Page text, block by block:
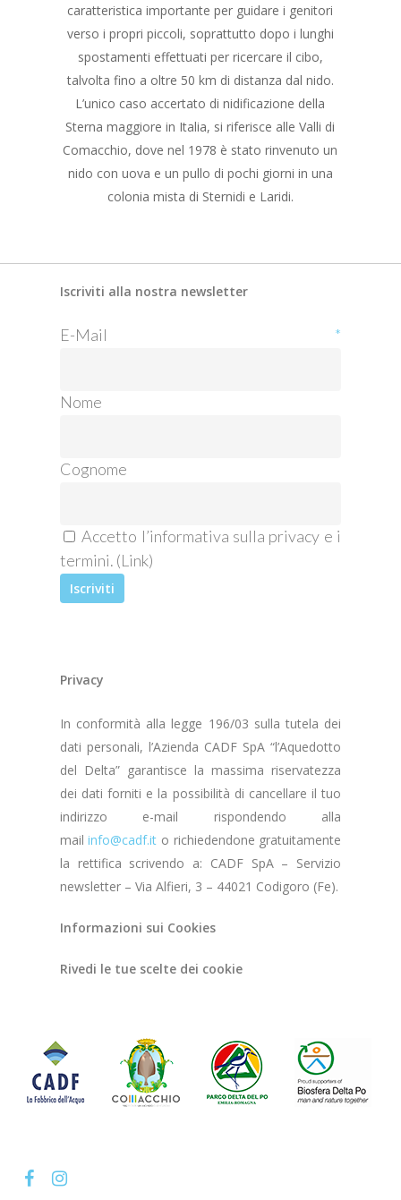
caratteristica importante per guidare i genitori
verso i propri piccoli, soprattutto dopo i lunghi
spostamenti effettuati per ricercare il cibo,
talvolta fino a oltre 50 km di distanza dal nido.
L’unico caso accertato di nidificazione della
Sterna maggiore in Italia, si riferisce alle Valli di
Comacchio, dove nel 1978 è stato rinvenuto un
nido con uova e un pullo di pochi giorni in una
colonia mista di Sternidi e Laridi.
Iscriviti alla nostra newsletter
E-Mail *
Nome
Cognome
Accetto l’informativa sulla privacy e i
termini. (Link)
Privacy
In conformità alla legge 196/03 sulla tutela dei
dati personali, l’Azienda CADF SpA “l’Aquedotto
del Delta” garantisce la massima riservatezza
dei dati forniti e la possibilità di cancellare il tuo
indirizzo e-mail rispondendo alla
mailinfo@cadf.it o richiedendone gratuitamente
la rettifica scrivendo a: CADF SpA – Servizio
newsletter – Via Alfieri, 3 – 44021 Codigoro (Fe).
Informazioni sui Cookies
Rivedi le tue scelte dei cookie
facebookinstagram